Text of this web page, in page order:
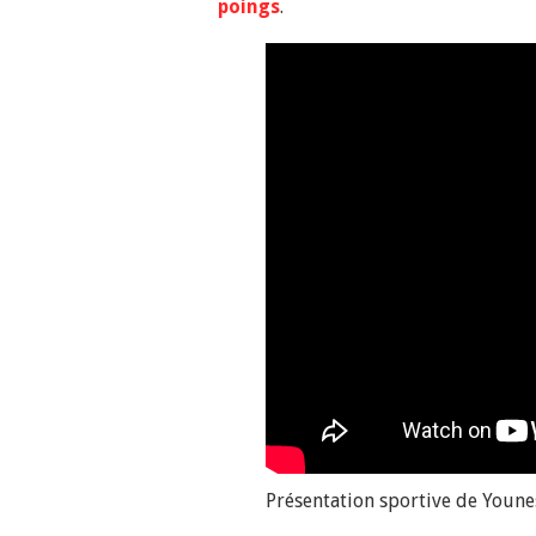
poings.
Présentation sportive de